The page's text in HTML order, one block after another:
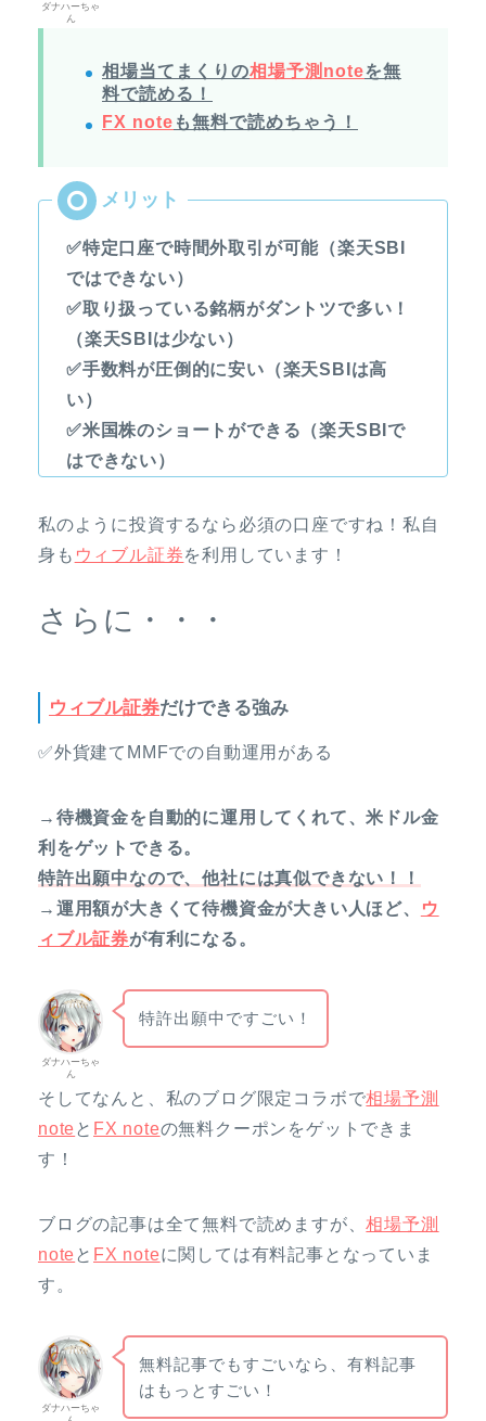
ダナハーちゃ
ん
相場当てまくりの相場予測noteを無
料で読める！
FX note も無料で読めちゃう！
✅特定口座で時間外取引が可能（楽天SBI
ではできない）
✅取り扱っている銘柄がダントツで多い！
（楽天SBIは少ない）
✅手数料が圧倒的に安い（楽天SBIは高
い）
✅米国株のショートができる（楽天SBIで
はできない）
私のように投資するなら必須の口座ですね！私自
身も ウィブル証券を利用しています！
さらに・・・
ウィブル証券だけできる強み
✅外貨建てMMFでの自動運用がある
→待機資金を自動的に運用してくれて、米ドル金
利をゲットできる。
特許出願中なので、他社には真似できない！！
→運用額が大きくて待機資金が大きい人ほど、
ウ
ィブル証券が有利になる。
ダナハーちゃ
ん
特許出願中ですごい！
そしてなんと、私のブログ限定コラボで相場予測
note と FX noteの無料クーポンをゲットできま
す！
ブログの記事は全て無料で読めますが、相場予測
note と FX noteに関しては有料記事となっていま
す。
ダナハーちゃ
無料記事でもすごいなら、有料記事
はもっとすごい！